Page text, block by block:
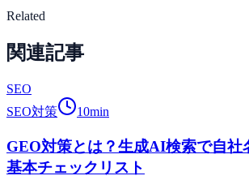
Related
関連記事
SEO
SEO対策
10min
GEO対策とは？生成AI検索で自社
基本チェックリスト